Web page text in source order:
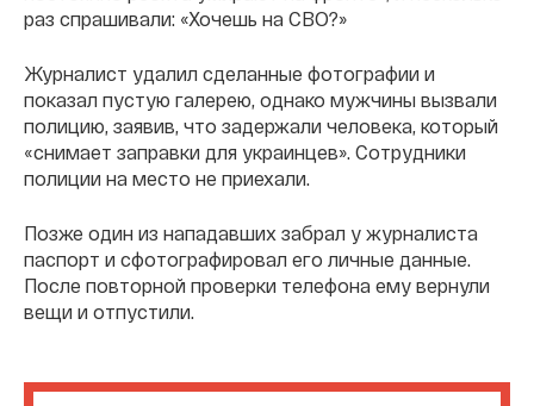
раз спрашивали: «Хочешь на СВО?»
Журналист удалил сделанные фотографии и
показал пустую галерею, однако мужчины вызвали
полицию, заявив, что задержали человека, который
«снимает заправки для украинцев». Сотрудники
полиции на место не приехали.
Позже один из нападавших забрал у журналиста
паспорт и сфотографировал его личные данные.
После повторной проверки телефона ему вернули
вещи и отпустили.